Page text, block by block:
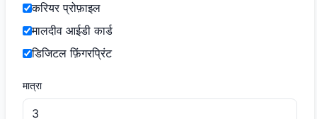
करियर प्रोफ़ाइल
मालदीव आईडी कार्ड
डिजिटल फ़िंगरप्रिंट
मात्रा